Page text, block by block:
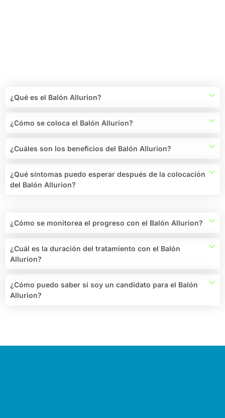
¿Qué es el Balón Allurion?
¿Cómo se coloca el Balón Allurion?
¿Cuáles son los beneficios del Balón Allurion?
¿Qué síntomas puedo esperar después de la colocación
del Balón Allurion?
¿Cómo se monitorea el progreso con el Balón Allurion?
¿Cuál es la duración del tratamiento con el Balón
Allurion?
¿Cómo puedo saber si soy un candidato para el Balón
Allurion?